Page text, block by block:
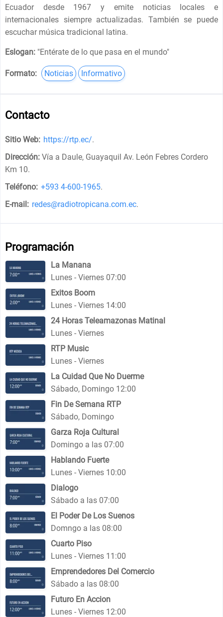
Ecuador desde 1967 y emite noticias locales e
internacionales siempre actualizadas. También se puede
escuchar música tradicional latina.
Eslogan: "Entérate de lo que pasa en el mundo"
Formato: Noticias Informativo
Contacto
Sitio Web: https://rtp.ec/.
Dirección: Vía a Daule, Guayaquil Av. León Febres Cordero
Km 10.
Teléfono: +593 4-600-1965.
E-mail: redes@radiotropicana.com.ec.
Programación
La Manana
Lunes - Viernes 07:00
Exitos Boom
Lunes - Viernes 14:00
24 Horas Teleamazonas Matinal
Lunes - Viernes
RTP Music
Lunes - Viernes
La Cuidad Que No Duerme
Sábado, Domingo 12:00
Fin De Semana RTP
Sábado, Domingo
Garza Roja Cultural
Domingo a las 07:00
Hablando Fuerte
Lunes - Viernes 10:00
Dialogo
Sábado a las 07:00
El Poder De Los Suenos
Domngo a las 08:00
Cuarto Piso
Lunes - Viernes 11:00
Emprendedores Del Comercio
Sábado a las 08:00
Futuro En Accion
Lunes - Viernes 12:00